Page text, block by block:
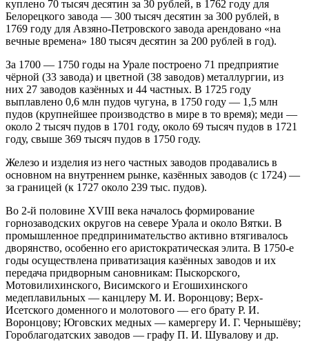
куплено 70 тысяч десятин за 30 рублей, в 1762 году для
Белорецкого завода — 300 тысяч десятин за 300 рублей, в
1769 году для Авзяно-Петровского завода арендовано «на
вечные времена» 180 тысяч десятин за 200 рублей в год).
За 1700 — 1750 годы на Урале построено 71 предприятие
чёрной (33 завода) и цветной (38 заводов) металлургии, из
них 27 заводов казённых и 44 частных. В 1725 году
выплавлено 0,6 млн пудов чугуна, в 1750 году — 1,5 млн
пудов (крупнейшее производство в мире в то время); меди —
около 2 тысяч пудов в 1701 году, около 69 тысяч пудов в 1721
году, свыше 369 тысяч пудов в 1750 году.
Железо и изделия из него частных заводов продавались в
основном на внутреннем рынке, казённых заводов (с 1724) —
за границей (к 1727 около 239 тыс. пудов).
Во 2-й половине XVIII века началось формирование
горнозаводских округов на севере Урала и около Вятки. В
промышленное предпринимательство активно втягивалось
дворянство, особенно его аристократическая элита. В 1750-е
годы осуществлена приватизация казённых заводов и их
передача придворным сановникам: Пыскорского,
Мотовилихинского, Висимского и Егошихинского
медеплавильных — канцлеру М. И. Воронцову; Верх-
Исетского доменного и молотового — его брату Р. И.
Воронцову; Юговских медных — камергеру И. Г. Чернышёву;
Гороблагодатских заводов — графу П. И. Шувалову и др.